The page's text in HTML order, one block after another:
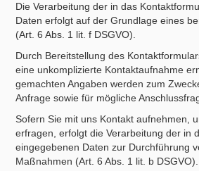
Die Verarbeitung der in das
Daten erfolgt auf der Grundlage eines
(Art. 6 Abs. 1 lit. f DSGVO).
Durch Bereitstellung des
eine unkomplizierte Kontaktaufnahme
gemachten Angaben werden zum
Anfrage sowie für mögliche
Sofern Sie mit uns Kontakt aufnehmen,
erfragen, erfolgt die Verarbeitung der in
eingegebenen Daten zur Durchführung
Maßnahmen (Art. 6 Abs. 1 lit. b DSGVO).